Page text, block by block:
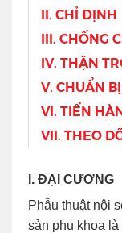
II. CHỈ ĐỊNH
III. CHỐNG
IV. THẬN
V. CHUẨN BỊ
VI. TIẾN
VII. THEO
I. ĐẠI CƯƠNG
Phẫu thuật nội
sản phụ khoa